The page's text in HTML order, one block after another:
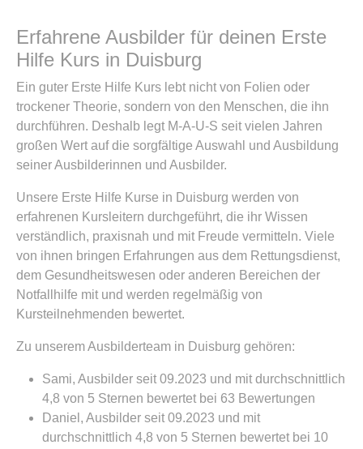
Erfahrene Ausbilder für deinen Erste
Hilfe Kurs in Duisburg
Ein guter Erste Hilfe Kurs lebt nicht von Folien oder
trockener Theorie, sondern von den Menschen, die ihn
durchführen. Deshalb legt M-A-U-S seit vielen Jahren
großen Wert auf die sorgfältige Auswahl und Ausbildung
seiner Ausbilderinnen und Ausbilder.
Unsere Erste Hilfe Kurse in Duisburg werden von
erfahrenen Kursleitern durchgeführt, die ihr Wissen
verständlich, praxisnah und mit Freude vermitteln. Viele
von ihnen bringen Erfahrungen aus dem Rettungsdienst,
dem Gesundheitswesen oder anderen Bereichen der
Notfallhilfe mit und werden regelmäßig von
Kursteilnehmenden bewertet.
Zu unserem Ausbilderteam in Duisburg gehören:
Sami, Ausbilder seit 09.2023 und mit durchschnittlich
4,8 von 5 Sternen bewertet bei 63 Bewertungen
Daniel, Ausbilder seit 09.2023 und mit
durchschnittlich 4,8 von 5 Sternen bewertet bei 10